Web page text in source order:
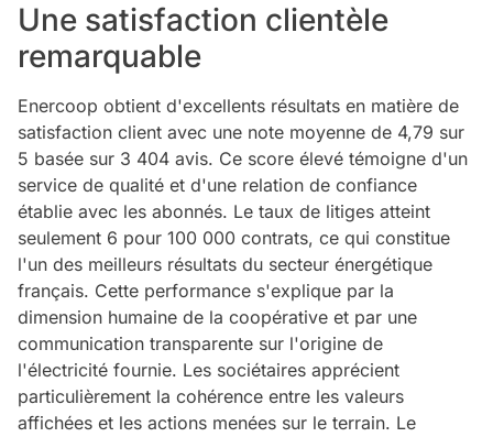
Une satisfaction clientèle
remarquable
Enercoop obtient d'excellents résultats en matière de
satisfaction client avec une note moyenne de 4,79 sur
5 basée sur 3 404 avis. Ce score élevé témoigne d'un
service de qualité et d'une relation de confiance
établie avec les abonnés. Le taux de litiges atteint
seulement 6 pour 100 000 contrats, ce qui constitue
l'un des meilleurs résultats du secteur énergétique
français. Cette performance s'explique par la
dimension humaine de la coopérative et par une
communication transparente sur l'origine de
l'électricité fournie. Les sociétaires apprécient
particulièrement la cohérence entre les valeurs
affichées et les actions menées sur le terrain. Le